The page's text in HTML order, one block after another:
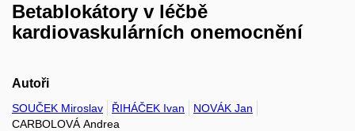
Betablokátory v léčbě
kardiovaskulárních onemocnění
Autoři
SOUČEK Miroslav ŘIHÁČEK Ivan
NOVÁK Jan
CARBOLOVÁ Andrea